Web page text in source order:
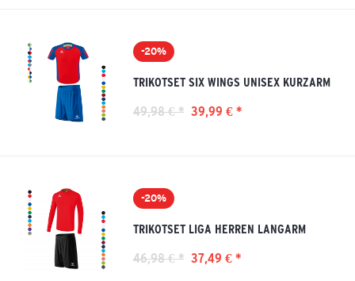
-20%
TRIKOTSET SIX WINGS UNISEX KURZARM
49,98 € * 39,99 € *
-20%
TRIKOTSET LIGA HERREN LANGARM
46,98 € * 37,49 € *